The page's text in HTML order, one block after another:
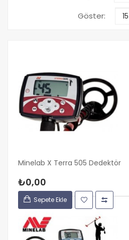
Göster:
Minelab X Terra 505 Dedektör
₺0,00
Sepete Ekle